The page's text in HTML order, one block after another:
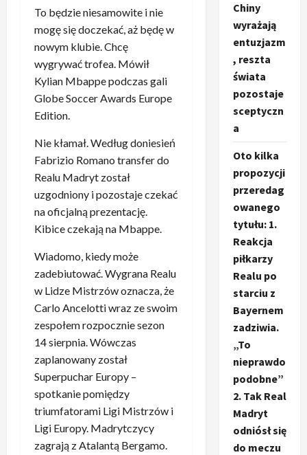
To będzie niesamowite i nie
mogę się doczekać, aż będę w
nowym klubie. Chcę
wygrywać trofea. Mówił
Kylian Mbappe podczas gali
Globe Soccer Awards Europe
Edition.
Nie kłamał. Według doniesień
Fabrizio Romano transfer do
Realu Madryt został
uzgodniony i pozostaje czekać
na oficjalną prezentację.
Kibice czekają na Mbappe.
Wiadomo, kiedy może
zadebiutować. Wygrana Realu
w Lidze Mistrzów oznacza, że
Carlo Ancelotti wraz ze swoim
zespołem rozpocznie sezon
14 sierpnia. Wówczas
zaplanowany został
Superpuchar Europy –
spotkanie pomiędzy
triumfatorami Ligi Mistrzów i
Ligi Europy. Madrytczycy
zagrają z Atalantą Bergamo.
Chiny
wyrażają
entuzjazm
, reszta
świata
pozostaje
sceptyczn
a
Oto kilka
propozycji
przeredag
owanego
tytułu: 1.
Reakcja
piłkarzy
Realu po
starciu z
Bayernem
zadziwia.
„To
nieprawdo
podobne”
2. Tak Real
Madryt
odniósł się
do meczu